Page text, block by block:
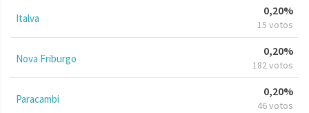
Italva
0,20%
15 votos
Nova Friburgo
0,20%
182 votos
Paracambi
0,20%
46 votos